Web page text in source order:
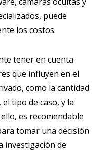
puede
los costos.
tener en cuenta
que influyen en el
como la cantidad
tipo de caso, y la
es recomendable
tomar una decisión
investigación de